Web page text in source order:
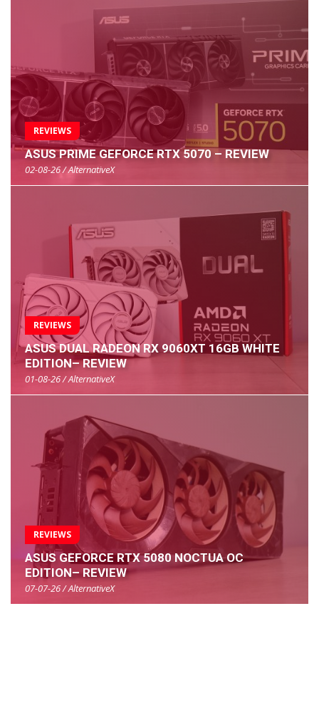
REVIEWS
ASUS PRIME GEFORCE RTX 5070 – REVIEW
02-08-26 / AlternativeX
REVIEWS
ASUS DUAL RADEON RX 9060XT 16GB WHITE
EDITION– REVIEW
01-08-26 / AlternativeX
REVIEWS
ASUS GEFORCE RTX 5080 NOCTUA OC
EDITION– REVIEW
07-07-26 / AlternativeX